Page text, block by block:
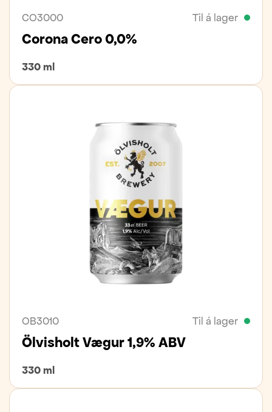
CO3000 Til á lager
Corona Cero 0,0%
330 ml
OB3010 Til á lager
Ölvisholt Vægur 1,9% ABV
330 ml